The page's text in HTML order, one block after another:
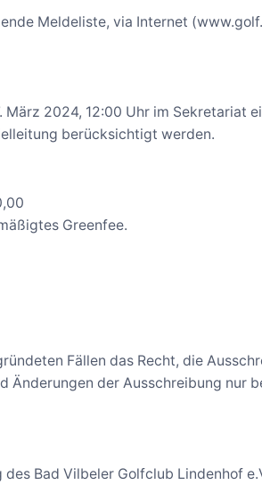
Meldeliste, via Internet
2024, 12:00 Uhr im Sekretariat
berücksichtigt werden.
Greenfee.
Fällen das Recht, die
Änderungen der Ausschreibung nur
Bad Vilbeler Golfclub Lindenhof